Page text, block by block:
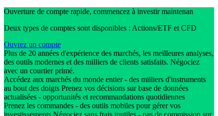
Ouverture de compte rapide, commencez à investir maintenan
Deux types de comptes sont disponibles : Actions/ETF et CFD
Ouvrez un compte
Plus de 20 années d'expérience des marchés, les meilleures analyses,
des outils modernes et des milliers de clients satisfaits. Négociez
avec un courtier primé.
Accédez aux marchés du monde entier - des milliers d'instruments
au bout des doigts Prenez vos décisions sur base de données
actualisées - opportunités et recommandations quotidiennes
Prenez les commandes - des outils mobiles pour gérer vos